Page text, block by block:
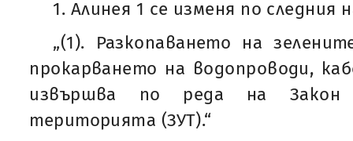
1. Алинея 1 се изменя по следния
„(1). Разкопаването на
прокарването на водопроводи,
извършва по реда на
територията (ЗУТ).“